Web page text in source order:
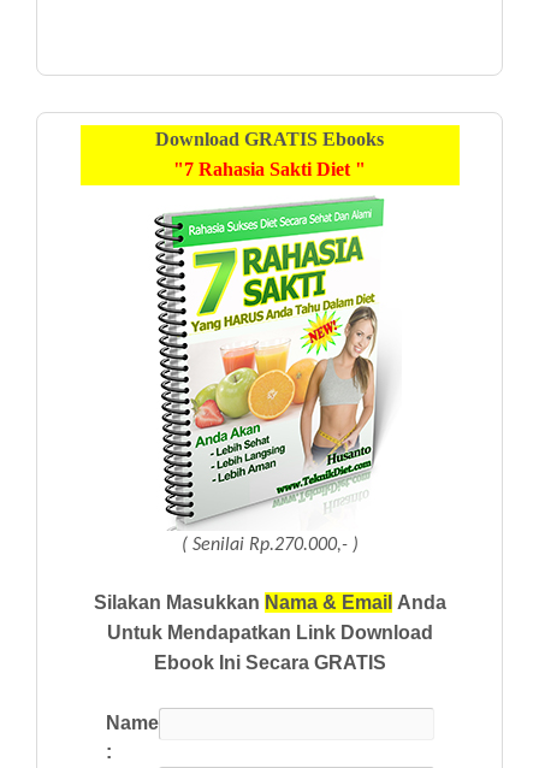
Download GRATIS Ebooks
"7 Rahasia Sakti Diet "
( Senilai Rp.270.000,- )
Silakan Masukkan Nama & Email Anda
Untuk Mendapatkan Link Download
Ebook Ini Secara GRATIS
Name
: